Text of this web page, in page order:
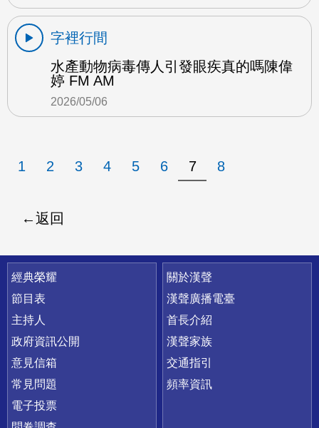
字裡行間
水產動物病毒傳人引發眼疾真的嗎陳偉
婷 FM AM
2026/05/06
1 2 3 4 5 6 7 8
返回
快速連結
經典榮耀
節目表
主持人
政府資訊公開
意見信箱
常見問題
電子投票
關於漢聲
漢聲廣播電臺
首長介紹
漢聲家族
交通指引
頻率資訊